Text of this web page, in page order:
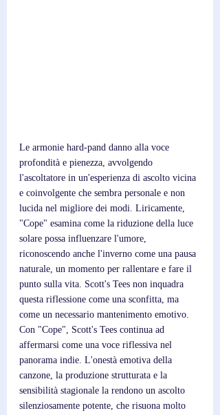
Le armonie hard-pand danno alla voce
profondità e pienezza, avvolgendo
l'ascoltatore in un'esperienza di ascolto vicina
e coinvolgente che sembra personale e non
lucida nel migliore dei modi. Liricamente,
"Cope" esamina come la riduzione della luce
solare possa influenzare l'umore,
riconoscendo anche l'inverno come una pausa
naturale, un momento per rallentare e fare il
punto sulla vita. Scott's Tees non inquadra
questa riflessione come una sconfitta, ma
come un necessario mantenimento emotivo.
Con "Cope", Scott's Tees continua ad
affermarsi come una voce riflessiva nel
panorama indie. L'onestà emotiva della
canzone, la produzione strutturata e la
sensibilità stagionale la rendono un ascolto
silenziosamente potente, che risuona molto